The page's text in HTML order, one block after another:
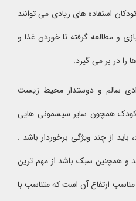
استفاده های زیادی می توانند
و مطالعه گرفته تا خوردن غذا و
را در بر می گیرد.
سالم و دوستدار محیط زیست
همچون سایر سیسمونی هایی
از چند ویژگی برخوردار باشد .
و همچنین سبک باشد از مهم ترین
ارتفاع آن است که متناسب با